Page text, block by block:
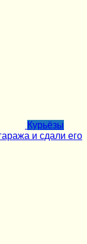
Курьёзы
и сдали его